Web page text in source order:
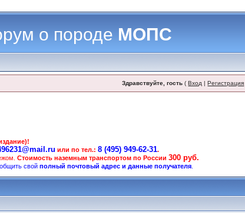
о породеМОПС
Здравствуйте, гость (Вход |Регистрация
или по тел.:8 (495) 949-62-31.
Стоимость наземным транспортом по России300 руб.
свойполный почтовый адрес и данные получателя